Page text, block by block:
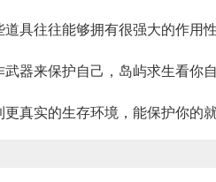
具往往能够拥有很强大的作用性
器来保护自己，岛屿求生看你自
真实的生存环境，能保护你的